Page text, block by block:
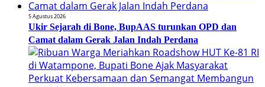
5 Agustus 2026
Ukir Sejarah di Bone, BupAAS turunkan OPD dan
Camat dalam Gerak Jalan Indah Perdana